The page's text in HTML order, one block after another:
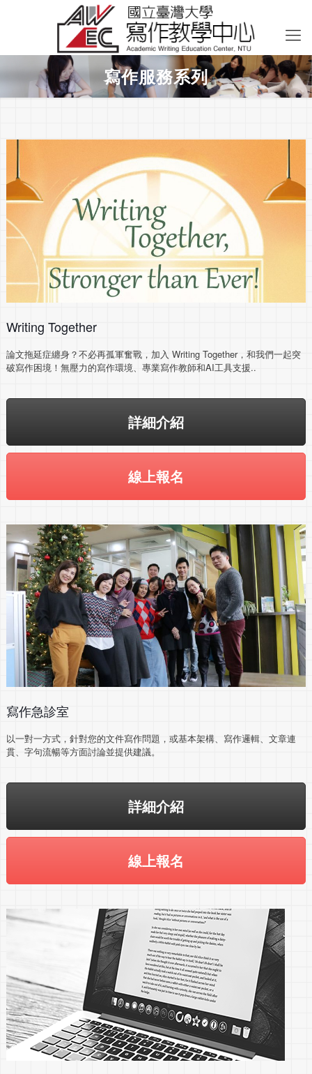
寫作服務系列
Writing Together
論文拖延症纏身？不必再孤軍奮戰，加入 Writing Together，和我們一起突
破寫作困境！無壓力的寫作環境、專業寫作教師和AI工具支援..
詳細介紹
線上報名
寫作急診室
以一對一方式，針對您的文件寫作問題，或基本架構、寫作邏輯、文章連
貫、字句流暢等方面討論並提供建議。
詳細介紹
線上報名